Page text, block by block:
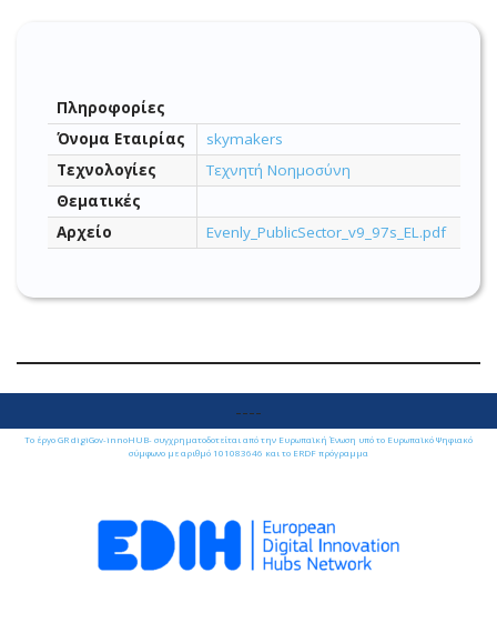
Πληροφορίες
Όνομα Εταιρίας
skymakers
Τεχνολογίες
Τεχνητή Νοημοσύνη
Θεματικές
Αρχείο
Evenly_PublicSector_v9_97s_EL.pdf
----
Το έργο GR digiGov-innoHUB- συγχρηματοδοτείται από την Ευρωπαϊκή Ένωση υπό το Ευρωπαϊκό Ψηφιακό
σύμφωνο με αριθμό 101083646 και το ERDF πρόγραμμα